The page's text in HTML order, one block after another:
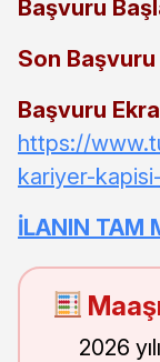
Başvuru
Son Başvuru
Başvuru
https://
kariyer-
İLANIN TAM
2026